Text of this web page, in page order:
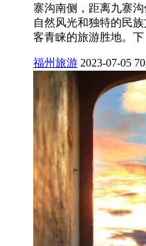
寨沟南侧，距离九寨
自然风光和独特的民
客青睐的旅游胜地。下
福州旅游 2023-07-05